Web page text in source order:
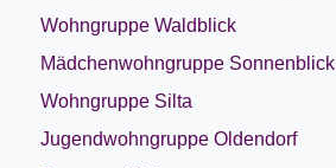
Wohngruppe Waldblick
Mädchenwohngruppe Sonnenblick
Wohngruppe Silta
Jugendwohngruppe Oldendorf